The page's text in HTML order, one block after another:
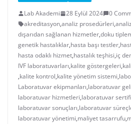
Lab Akademi 28 Eylül 2024
0
akreditasyon,analiz prosedürleri,
dışarıdan sağlanan hizmetler,doku
genetik hastalıklar,hasta başı testler,
hasta odaklı hizmet,hastalık teşhisi,iç
IVF laboratuvarları,kalite göstergeleri,
,kalite kontrol,kalite yönetim sistemi,
Laboratuvar ekipmanları,laboratuvar
laboratuvar hizmetleri,laboratuvar
laboratuvar sonuçları,laboratuvar
laboratuvar yönetimi,maliyet tasarrufu,